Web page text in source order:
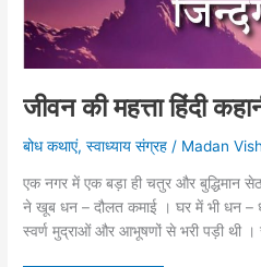
जीवन की महत्ता हिंदी
बोध कथाएं,स्वाध्याय संग्रह / Madan
एक नगर में एक बड़ा ही चतुर और बुद्धिमान
ने खूब धन – दौलत कमाई । घर में भी धन –
स्वर्ण मुद्राओं और आभूषणों से भरी पड़ी थी